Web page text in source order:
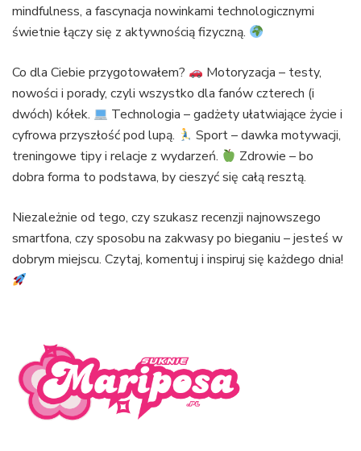
mindfulness, a fascynacja nowinkami technologicznymi
świetnie łączy się z aktywnością fizyczną.
Co dla Ciebie przygotowałem?
Motoryzacja – testy,
nowości i porady, czyli wszystko dla fanów czterech (i
dwóch) kółek.
Technologia – gadżety ułatwiające życie i
cyfrowa przyszłość pod lupą.
Sport – dawka motywacji,
treningowe tipy i relacje z wydarzeń.
Zdrowie – bo
dobra forma to podstawa, by cieszyć się całą resztą.
Niezależnie od tego, czy szukasz recenzji najnowszego
smartfona, czy sposobu na zakwasy po bieganiu – jesteś w
dobrym miejscu. Czytaj, komentuj i inspiruj się każdego dnia!